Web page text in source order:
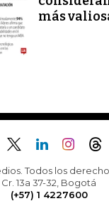
más
Todos los
Cr. 13a 37-32, Bogotá
(+57) 1 4227600